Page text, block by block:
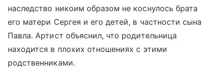
наследство никоим образом не коснулось брата
его матери Сергея и его детей, в частности сына
Павла. Артист объяснил, что родительница
находится в плохих отношениях с этими
родственниками.